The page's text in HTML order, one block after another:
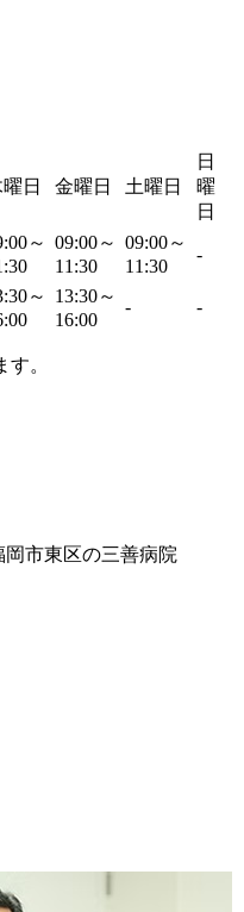
日 金曜日 土曜日
日
曜
日
～ 09:00～
11:30
09:00～
11:30
-
～
13:30～
16:00
- -
。
市東区の三善病院